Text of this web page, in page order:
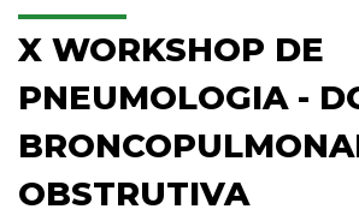
X WORKSHOP DE
PNEUMOLOGIA -
OBSTRUTIVA